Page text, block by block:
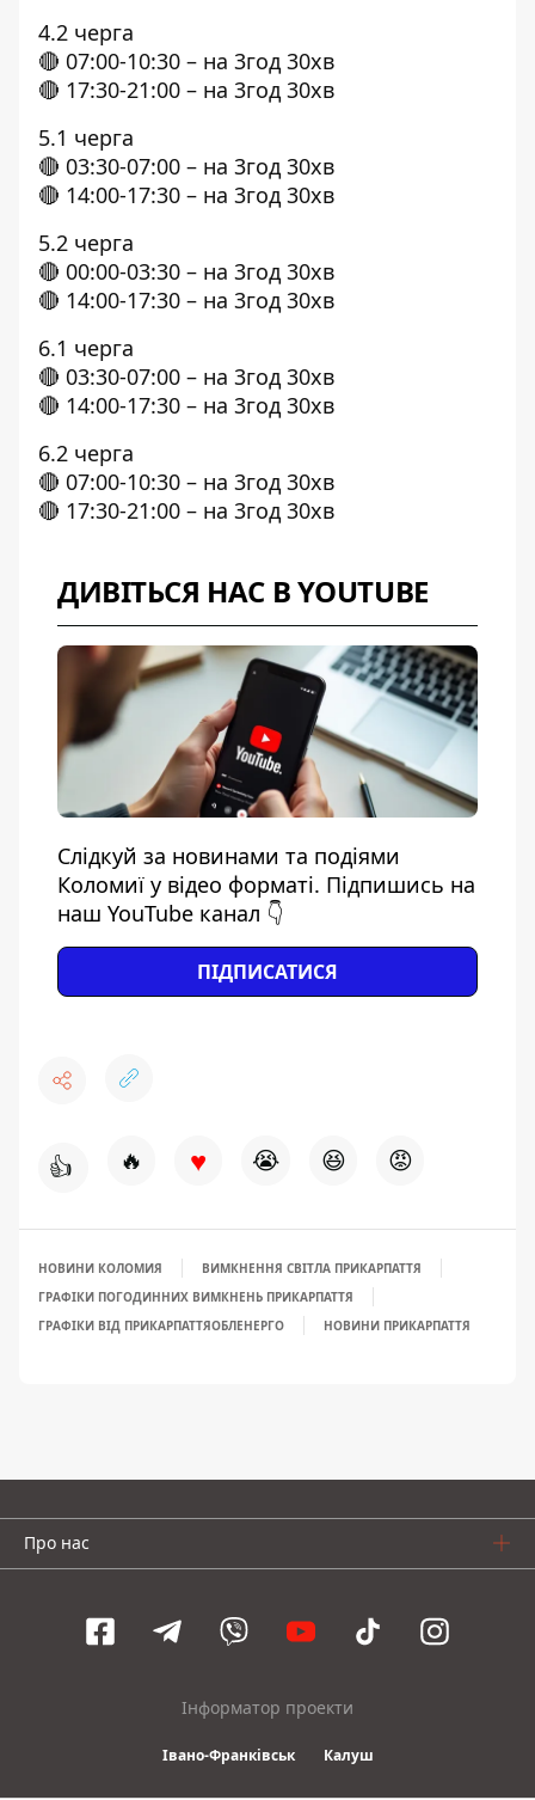
4.2 черга
🔴 07:00-10:30 – на 3год 30хв
🔴 17:30-21:00 – на 3год 30хв
5.1 черга
🔴 03:30-07:00 – на 3год 30хв
🔴 14:00-17:30 – на 3год 30хв
5.2 черга
🔴 00:00-03:30 – на 3год 30хв
🔴 14:00-17:30 – на 3год 30хв
6.1 черга
🔴 03:30-07:00 – на 3год 30хв
🔴 14:00-17:30 – на 3год 30хв
6.2 черга
🔴 07:00-10:30 – на 3год 30хв
🔴 17:30-21:00 – на 3год 30хв
ДИВІТЬСЯ НАС В YOUTUBE
Слідкуй за новинами та подіями
Коломиї у відео форматі. Підпишись на
наш YouTube канал 👇
ПІДПИСАТИСЯ
👍 🔥 ♥ 😭 😆 😡
НОВИНИ КОЛОМИЯ
ВИМКНЕННЯ СВІТЛА ПРИКАРПАТТЯ
ГРАФІКИ ПОГОДИННИХ ВИМКНЕНЬ ПРИКАРПАТТЯ
ГРАФІКИ ВІД ПРИКАРПАТТЯОБЛЕНЕРГО
НОВИНИ ПРИКАРПАТТЯ
Про нас
Інформатор проекти
Івано-Франківськ Калуш